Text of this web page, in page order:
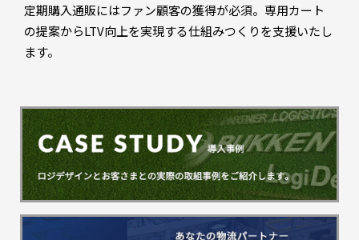
定期購入通販にはファン顧客の獲得が必須。専用カート
の提案からLTV向上を実現する仕組みつくりを支援いたし
ます。